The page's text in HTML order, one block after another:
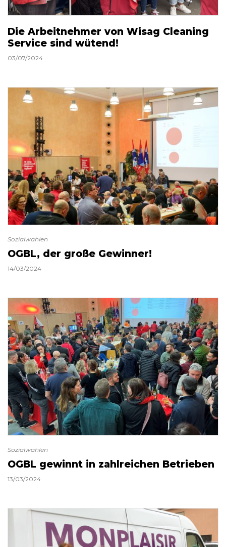
Die Arbeitnehmer von Wisag Cleaning
Service sind wütend!
03/07/2024
Sozialwahlen
OGBL, der große Gewinner!
14/03/2024
Sozialwahlen
OGBL gewinnt in zahlreichen Betrieben
13/03/2024